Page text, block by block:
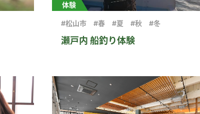
体験
瀬戸内 船釣り体験
#松山市 #春 #夏 #秋 #冬